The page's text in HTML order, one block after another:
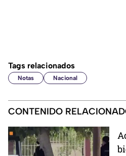
Tags relacionados
Notas Nacional
CONTENIDO